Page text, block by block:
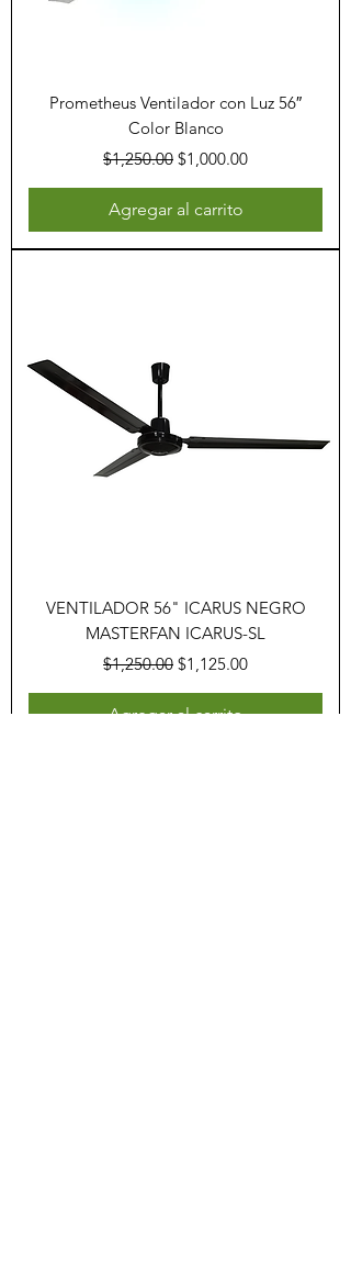
Prometheus Ventilador con Luz 56″
Color Blanco
Precio
$1,250.00 Precio de oferta
$1,000.00
Agregar al carrito
VENTILADOR 56" ICARUS NEGRO
MASTERFAN ICARUS-SL
Precio
$1,250.00 Precio de oferta
$1,125.00
Agregar al carrito